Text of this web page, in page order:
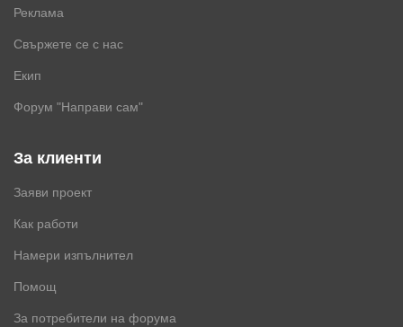
Реклама
Свържете се с нас
Екип
Форум "Направи сам"
За клиенти
Заяви проект
Как работи
Намери изпълнител
Помощ
За потребители на форума